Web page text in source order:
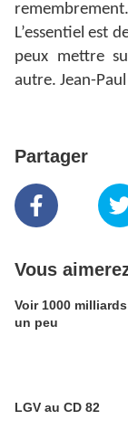
remembrement.
L’essentiel est
peux mettre
autre. Jean-
Partager
Vous
Voir 1000
un peu
LGV au CD 82